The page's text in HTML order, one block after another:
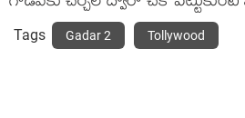
Tags Gadar 2 Tollywood